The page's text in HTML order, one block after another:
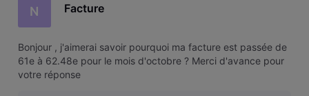
N Facture
Bonjour , j'aimerai savoir pourquoi ma facture est passée de
61e à 62.48e pour le mois d'octobre ? Merci d'avance pour
votre réponse